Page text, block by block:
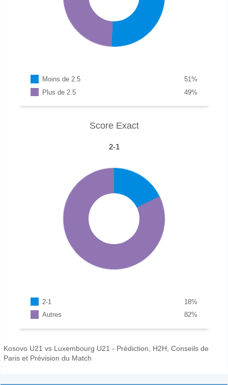
Moins de 2.5 %
51
Plus de 2.5
%
49
Score Exact
2-1
2-1 %
18
Autres
%
82
Kosovo U21 vs Luxembourg U21 - Prédiction, H2H, Conseils de
Paris et Prévision du Match